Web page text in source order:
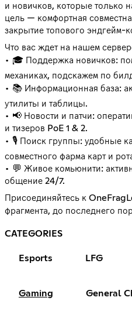
и новичков, которые только
цель — комфортная
закрытие топового эндгейм-
Что вас ждет на нашем
• 🎓 Поддержка новичков:
механиках, подскажем по
• 📚 Информационная база:
утилиты и таблицы.
• 📢 Новости и патчи:
и тизеров PoE 1 & 2.
• 🎙 Поиск группы: удобные
совместного фарма карт и
• 💬 Живое комьюнити:
общение 24/7.
Присоединяйтесь к
фрагмента, до последнего
CATEGORIES
Esports LFG
Gaming General